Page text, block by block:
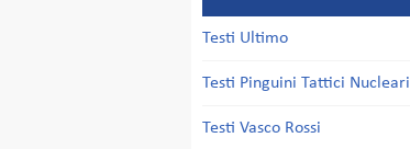
Testi Ultimo
Testi Pinguini Tattici Nucleari
Testi Vasco Rossi